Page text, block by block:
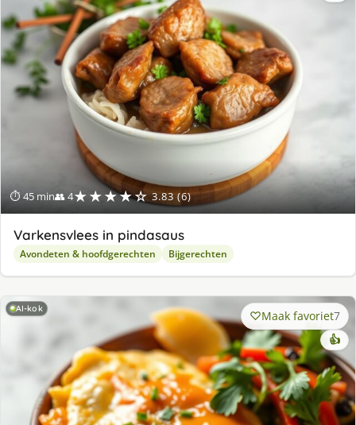
⏱ 45 min👥 4★★★★☆ 3.83 (6)
Varkensvlees in pindasaus
Avondeten & hoofdgerechten Bijgerechten
AI-kok Maak favoriet7
👍